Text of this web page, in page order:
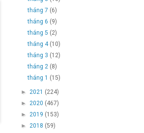
tháng 7 (6)
tháng 6 (9)
tháng 5 (2)
tháng 4 (10)
tháng 3 (12)
tháng 2 (8)
tháng 1 (15)
► 2021 (224)
► 2020 (467)
► 2019 (153)
► 2018 (59)